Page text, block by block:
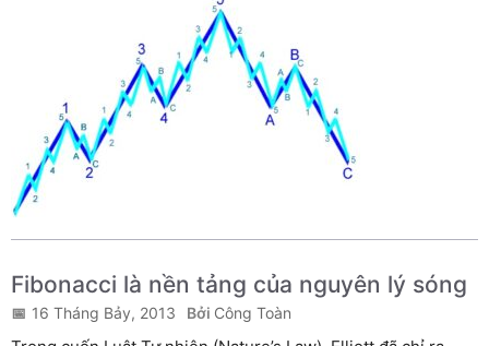
Fibonacci là nền tảng của nguyên lý sóng
16 Tháng Bảy, 2013 Công Toàn